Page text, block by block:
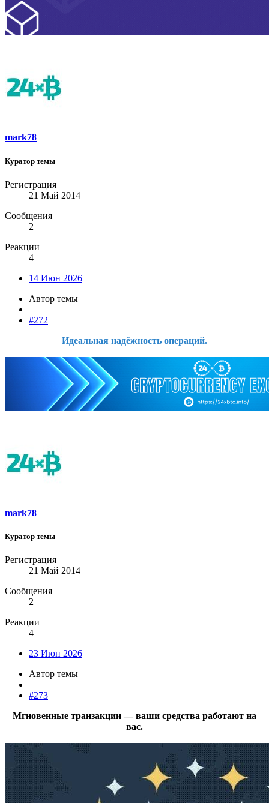
mark78
Куратор темы
Регистрация
21 Май 2014
Сообщения
2
Реакции
4
14 Июн 2026
Автор темы
#272
Идеальная надёжность операций.
mark78
Куратор темы
Регистрация
21 Май 2014
Сообщения
2
Реакции
4
23 Июн 2026
Автор темы
#273
Мгновенные транзакции — ваши средства работают на
вас.